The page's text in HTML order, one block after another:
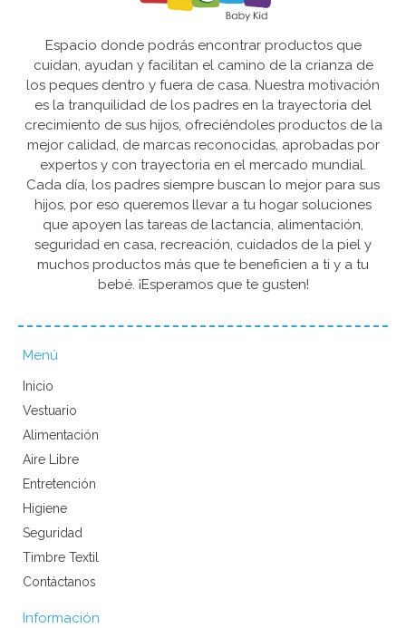
Espacio donde podrás encontrar productos que
cuidan, ayudan y facilitan el camino de la crianza de
los peques dentro y fuera de casa. Nuestra motivación
es la tranquilidad de los padres en la trayectoria del
crecimiento de sus hijos, ofreciéndoles productos de la
mejor calidad, de marcas reconocidas, aprobadas por
expertos y con trayectoria en el mercado mundial.
Cada día, los padres siempre buscan lo mejor para sus
hijos, por eso queremos llevar a tu hogar soluciones
que apoyen las tareas de lactancia, alimentación,
seguridad en casa, recreación, cuidados de la piel y
muchos productos más que te beneficien a ti y a tu
bebé. ¡Esperamos que te gusten!
Menú
Inicio
Vestuario
Alimentación
Aire Libre
Entretención
Higiene
Seguridad
Timbre Textil
Contáctanos
Información